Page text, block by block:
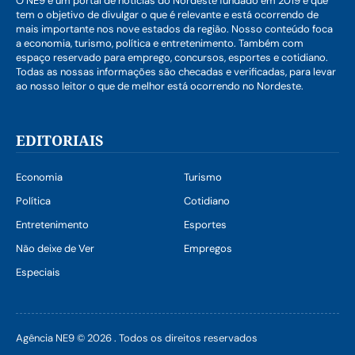
tem o objetivo de divulgar o que é relevante e está ocorrendo de
mais importante nos nove estados da região. Nosso conteúdo foca
a economia, turismo, política e entretenimento. Também com
espaço reservado para emprego, concursos, esportes e cotidiano.
Todas as nossas informações são checadas e verificadas, para levar
ao nosso leitor o que de melhor está ocorrendo no Nordeste.
EDITORIAIS
Economia
Turismo
Política
Cotidiano
Entretenimento
Esportes
Não deixe de Ver
Empregos
Especiais
Agência NE9 © 2026 . Todos os direitos reservados